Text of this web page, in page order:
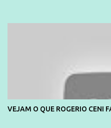
VEJAM O QUE ROGERIO CENI